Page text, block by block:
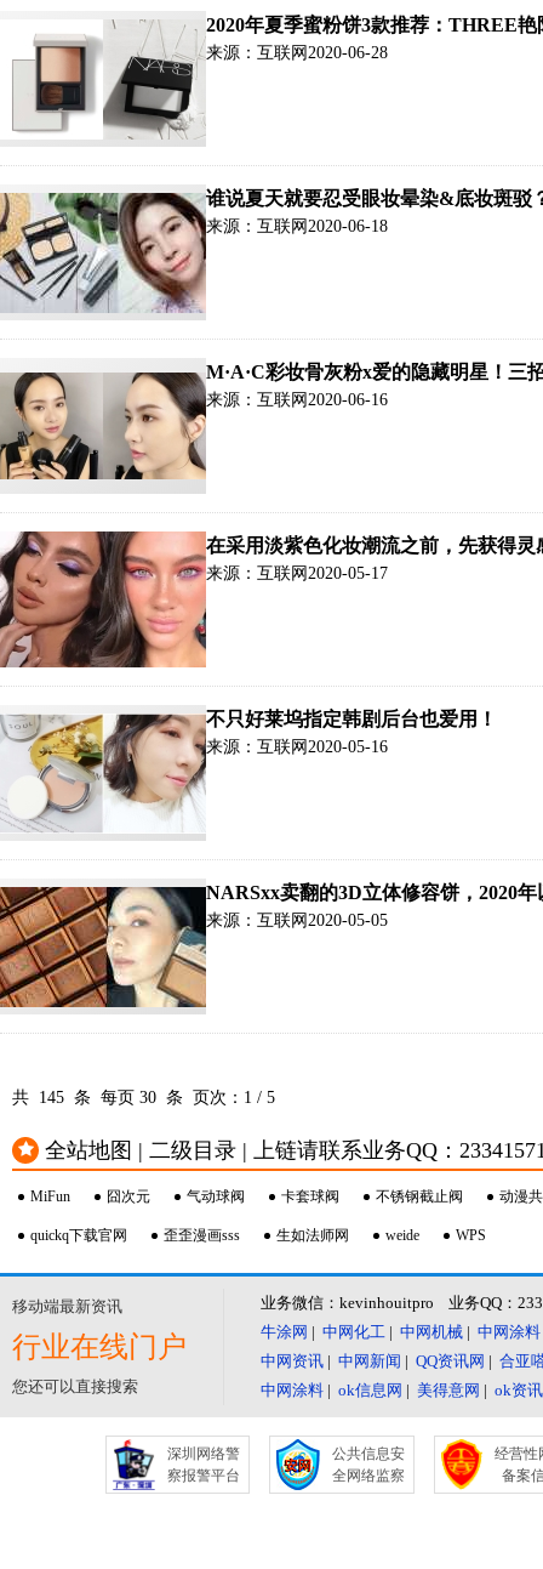
2020年夏季蜜粉饼3款推荐：THREE
来源：互联网 2020-06-28
谁说夏天就要忍受眼妆晕染&底妆斑
接被夸很懂用
来源：互联网 2020-06-18
M·A·C彩妆骨灰粉x爱的隐藏明星！三
来源：互联网 2020-06-16
在采用淡紫色化妆潮流之前，先获得灵
来源：互联网 2020-05-17
不只好莱坞指定韩剧后台也爱用！
来源：互联网 2020-05-16
NARSxx卖翻的3D立体修容饼，2020
来源：互联网 2020-05-05
共 145 条 每页 30 条 页次： 1 / 5
全站地图 | 二级目录 | 上链请联系业务QQ：
MiFun 囧次元 气动球阀 卡套球阀 不锈钢截止阀 动漫
quickq下载官网 歪歪漫画sss 生如法师网 weide WPS
移动端最新资讯
行业在线门户
您还可以直接搜索
业务微信：kevinhouitpro 业务QQ：
牛涂网 | 中网化工 | 中网机械 | 中网涂料
中网资讯 | 中网新闻 | QQ资讯网 | 合亚
中网涂料 | ok信息网 | 美得意网 | ok资
深圳网络警
察报警平台
公共信息安
全网络监察
经营性
备案